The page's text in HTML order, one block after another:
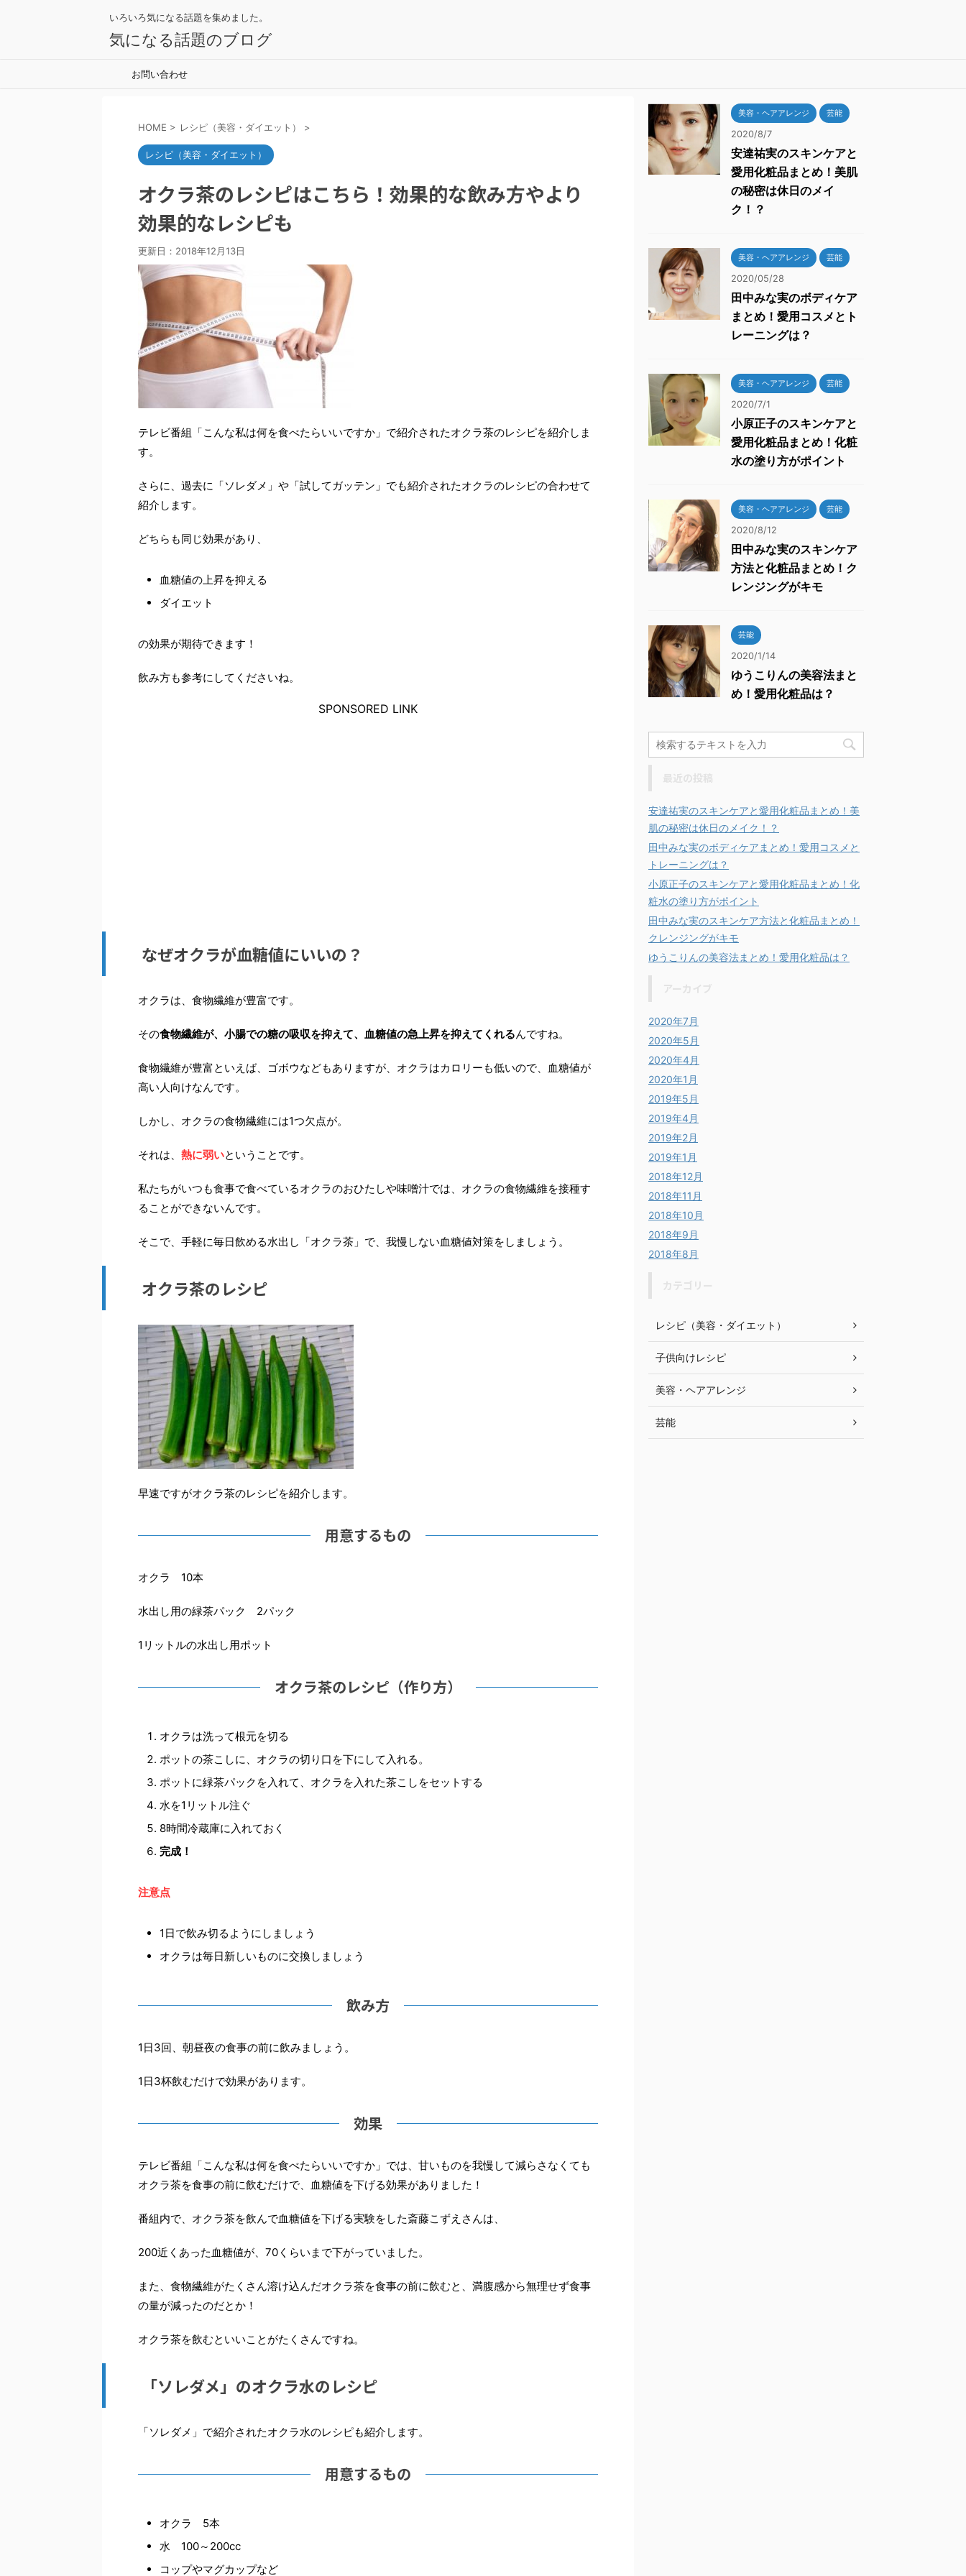
いろいろ気になる話題を集めました。
気になる話題のブログ
お問い合わせ
HOME > レシピ（美容・ダイエット） >
レシピ（美容・ダイエット）
オクラ茶のレシピはこちら！効果的な飲み方やより
効果的なレシピも
更新日： 2018年12月13日
テレビ番組「こんな私は何を食べたらいいですか」で紹介されたオクラ茶のレシピを紹介しま
す。
さらに、過去に「ソレダメ」や「試してガッテン」でも紹介されたオクラのレシピの合わせて
紹介します。
どちらも同じ効果があり、
血糖値の上昇を抑える
ダイエット
の効果が期待できます！
飲み方も参考にしてくださいね。
SPONSORED LINK
なぜオクラが血糖値にいいの？
オクラは、食物繊維が豊富です。
その食物繊維が、小腸での糖の吸収を抑えて、血糖値の急上昇を抑えてくれるんですね。
食物繊維が豊富といえば、ゴボウなどもありますが、オクラはカロリーも低いので、血糖値が
高い人向けなんです。
しかし、オクラの食物繊維には1つ欠点が。
それは、 熱に弱いということです。
私たちがいつも食事で食べているオクラのおひたしや味噌汁では、オクラの食物繊維を接種す
ることができないんです。
そこで、手軽に毎日飲める水出し「オクラ茶」で、我慢しない血糖値対策をしましょう。
オクラ茶のレシピ
早速ですがオクラ茶のレシピを紹介します。
用意するもの
オクラ 10本
水出し用の緑茶パック 2パック
1リットルの水出し用ポット
オクラ茶のレシピ（作り方）
オクラは洗って根元を切る
ポットの茶こしに、オクラの切り口を下にして入れる。
ポットに緑茶パックを入れて、オクラを入れた茶こしをセットする
水を1リットル注ぐ
8時間冷蔵庫に入れておく
完成！
注意点
1日で飲み切るようにしましょう
オクラは毎日新しいものに交換しましょう
飲み方
1日3回、朝昼夜の食事の前に飲みましょう。
1日3杯飲むだけで効果があります。
効果
テレビ番組「こんな私は何を食べたらいいですか」では、甘いものを我慢して減らさなくても
オクラ茶を食事の前に飲むだけで、血糖値を下げる効果がありました！
番組内で、オクラ茶を飲んで血糖値を下げる実験をした斎藤こずえさんは、
200近くあった血糖値が、70くらいまで下がっていました。
また、食物繊維がたくさん溶け込んだオクラ茶を食事の前に飲むと、満腹感から無理せず食事
の量が減ったのだとか！
オクラ茶を飲むといいことがたくさんですね。
「ソレダメ」のオクラ水のレシピ
「ソレダメ」で紹介されたオクラ水のレシピも紹介します。
用意するもの
オクラ 5本
水 100～200cc
コップやマグカップなど
美容・ヘアアレンジ 芸能
2020/8/7
安達祐実のスキンケアと
愛用化粧品まとめ！美肌
の秘密は休日のメイ
ク！？
美容・ヘアアレンジ 芸能
2020/05/28
田中みな実のボディケア
まとめ！愛用コスメとト
レーニングは？
美容・ヘアアレンジ 芸能
2020/7/1
小原正子のスキンケアと
愛用化粧品まとめ！化粧
水の塗り方がポイント
美容・ヘアアレンジ 芸能
2020/8/12
田中みな実のスキンケア
方法と化粧品まとめ！ク
レンジングがキモ
芸能
2020/1/14
ゆうこりんの美容法まと
め！愛用化粧品は？
安達祐実のスキンケアと愛用化粧品まとめ！美
肌の秘密は休日のメイク！？
田中みな実のボディケアまとめ！愛用コスメと
トレーニングは？
小原正子のスキンケアと愛用化粧品まとめ！化
粧水の塗り方がポイント
田中みな実のスキンケア方法と化粧品まとめ！
クレンジングがキモ
ゆうこりんの美容法まとめ！愛用化粧品は？
2020年7月
2020年5月
2020年4月
2020年1月
2019年5月
2019年4月
2019年2月
2019年1月
2018年12月
2018年11月
2018年10月
2018年9月
2018年8月
レシピ（美容・ダイエット）
子供向けレシピ
美容・ヘアアレンジ
芸能